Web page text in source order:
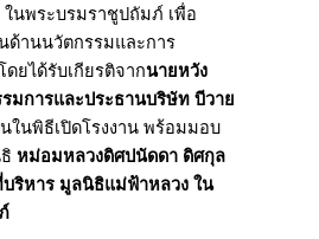
นพระบรมราชูปถัมภ์ เพื่อ
ด้านนวัตกรรมและการ
ยได้รับเกียรติจากนายหวัง
มการและประธานบริษัท บีวาย
ในพิธีเปิดโรงงาน พร้อมมอบ
หม่อมหลวงดิศปนัดดา ดิศกุล
ริหาร มูลนิธิแม่ฟ้าหลวง ใน